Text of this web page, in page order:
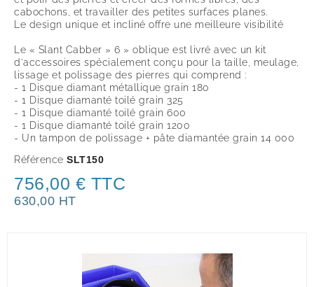
cabochons, et travailler des petites surfaces planes.
Le design unique et incliné offre une meilleure visibilité
Le « Slant Cabber » 6 » oblique est livré avec un kit
d'accessoires spécialement conçu pour la taille, meulage,
lissage et polissage des pierres qui comprend :
- 1 Disque diamant métallique grain 180
- 1 Disque diamanté toilé grain 325
- 1 Disque diamanté toilé grain 600
- 1 Disque diamanté toilé grain 1200
- Un tampon de polissage + pâte diamantée grain 14 000
Référence SLT150
756,00 € TTC
630,00 HT